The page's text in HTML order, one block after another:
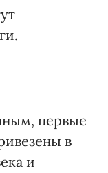
первые
в
и